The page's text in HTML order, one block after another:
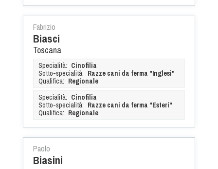
Fabrizio
Biasci
Toscana
Specialità: Cinofilia
Sotto-specialità: Razze cani da ferma "Inglesi"
Qualifica: Regionale
Specialità: Cinofilia
Sotto-specialità: Razze cani da ferma "Esteri"
Qualifica: Regionale
Paolo
Biasini